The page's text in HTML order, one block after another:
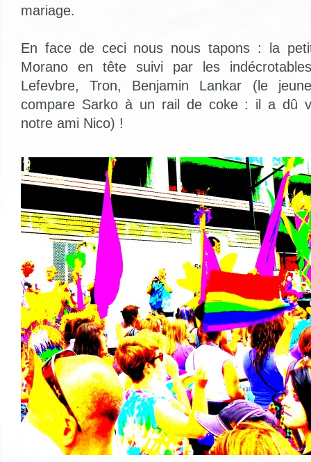
mariage.
En face de ceci nous nous tapons : la
Morano en tête suivi par les
Lefevbre, Tron, Benjamin Lankar (le
compare Sarko à un rail de coke : il a dû
notre ami Nico) !